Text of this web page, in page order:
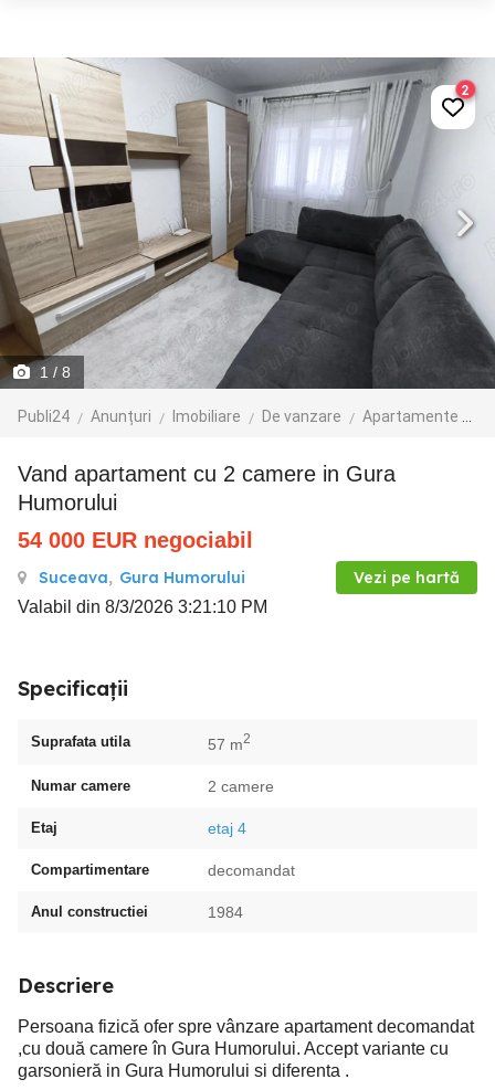
1 / 8
Publi24 Anunțuri Imobiliare De vanzare Apartamente de vanzare
2
Vand apartament cu 2 camere in Gura
Humorului
54 000 EUR negociabil
Suceava, Gura Humorului Vezi pe hartă
Valabil din 8/3/2026 3:21:10 PM
Specificații
Suprafata utila 57 m2
Numar camere 2 camere
Etaj etaj 4
Compartimentare decomandat
Anul constructiei 1984
Descriere
Persoana fizică ofer spre vânzare apartament decomandat
,cu două camere în Gura Humorului. Accept variante cu
garsonieră in Gura Humorului si diferenta .